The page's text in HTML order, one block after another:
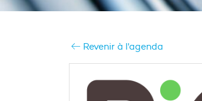
Revenir à l'agenda